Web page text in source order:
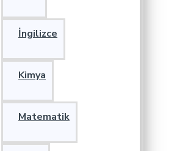
İngilizce
Kimya
Matematik